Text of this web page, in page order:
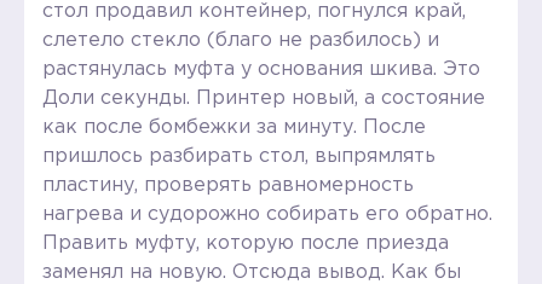
стол продавил контейнер, погнулся край,
слетело стекло (благо не разбилось) и
растянулась муфта у основания шкива. Это
Доли секунды. Принтер новый, а состояние
как после бомбежки за минуту. После
пришлось разбирать стол, выпрямлять
пластину, проверять равномерность
нагрева и судорожно собирать его обратно.
Править муфту, которую после приезда
заменял на новую. Отсюда вывод. Как бы